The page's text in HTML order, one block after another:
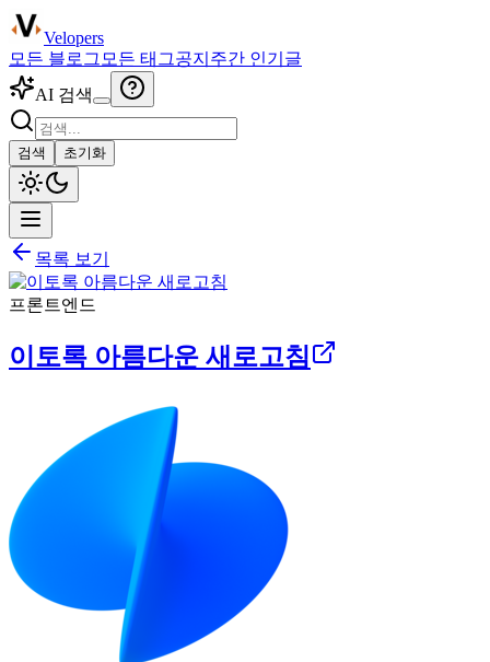
Velopers
모든 블로그 모든 태그공지 주간 인기글
AI 검색
검색 초기화
목록 보기
프론트엔드
이토록 아름다운 새로고침